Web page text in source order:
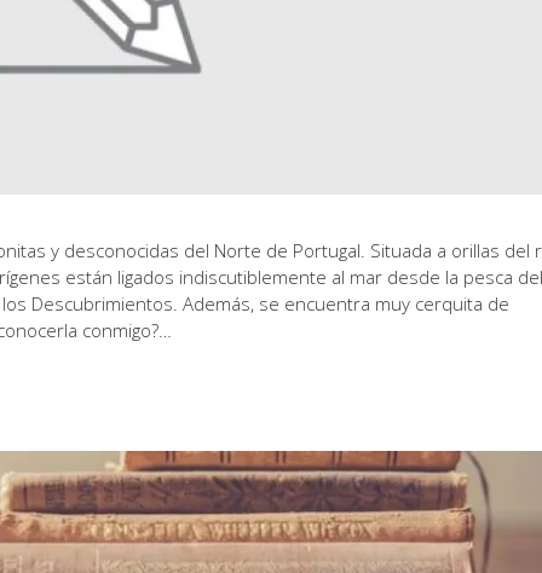
y desconocidas del Norte de Portugal. Situada a orillas del
están ligados indiscutiblemente al mar desde la pesca del
Descubrimientos. Además, se encuentra muy cerquita de
conmigo?…